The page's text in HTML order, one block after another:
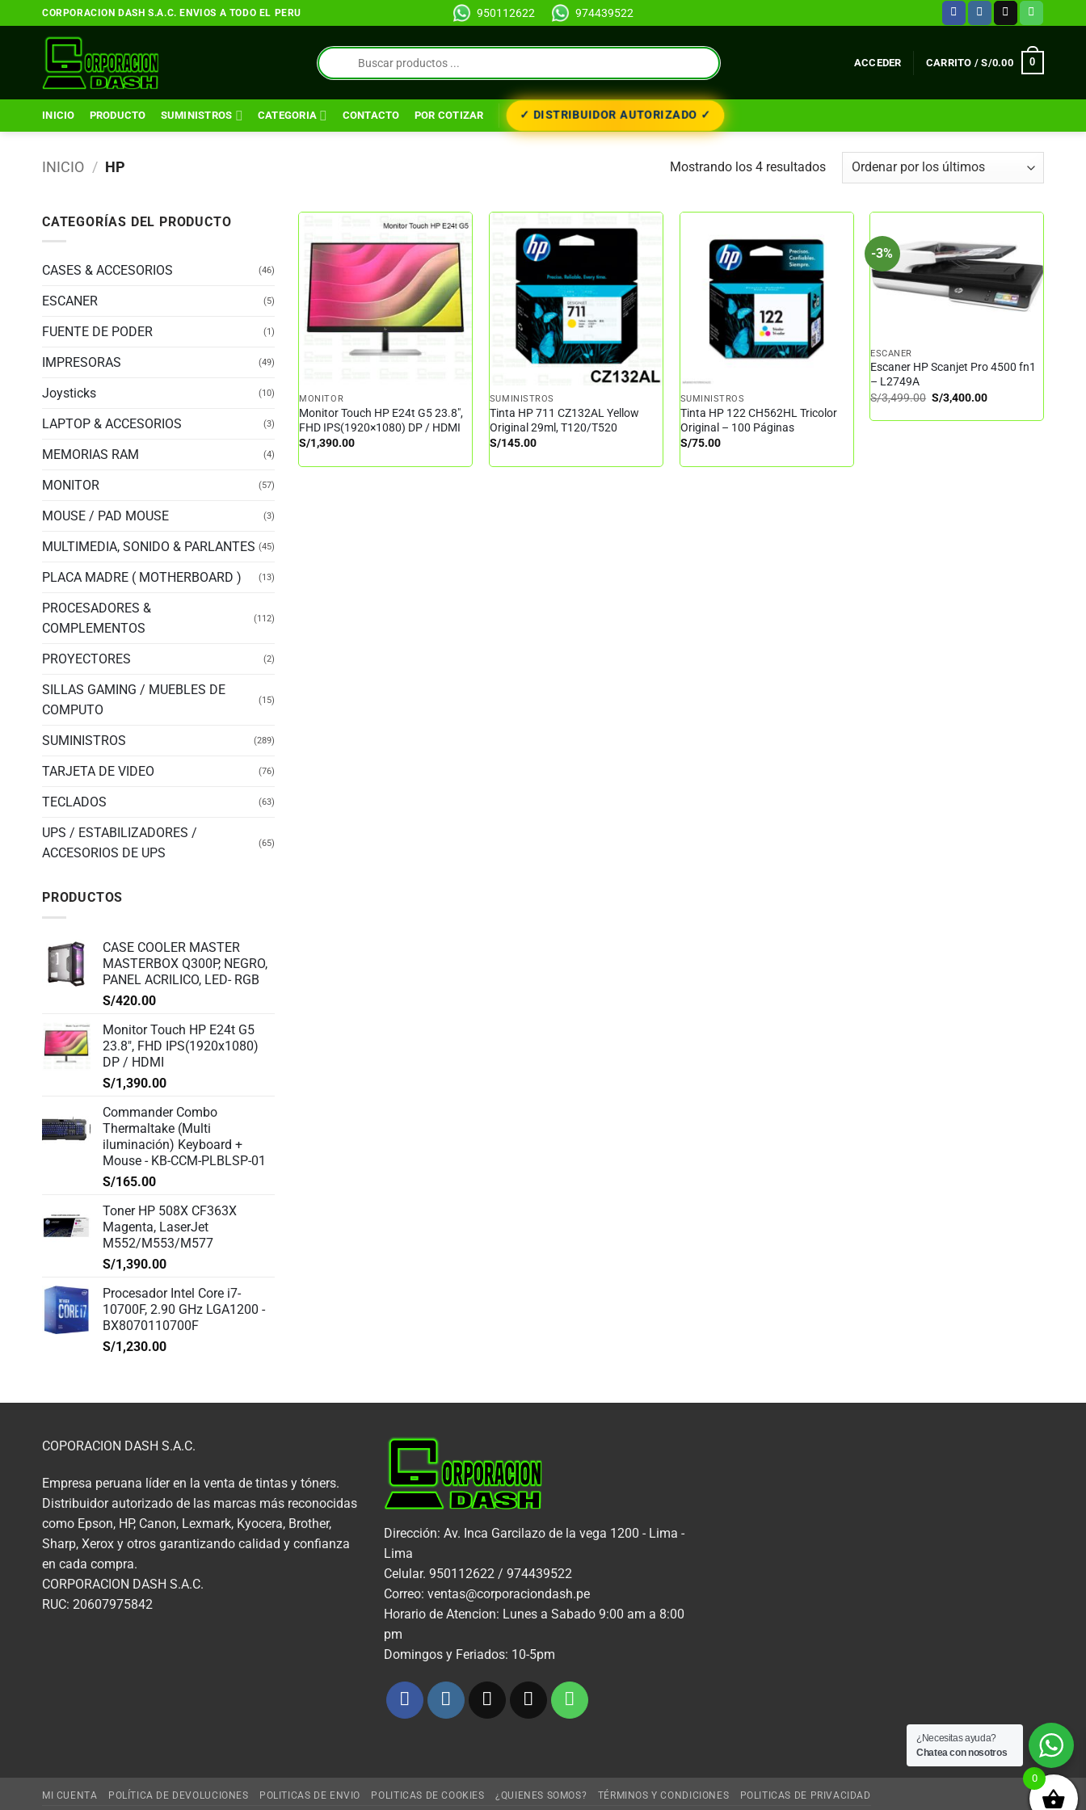
al
contenido
CORPORACION DASH S.A.C. ENVIOS A TODO EL PERU 950112622 974439522
Búsqueda
de
productos
ACCEDER CARRITO /S/0.00 0
INICIO PRODUCTO SUMINISTROS CATEGORIA CONTACTO POR COTIZAR ✓ DISTRIBUIDOR AUTORIZADO ✓
INICIO / HP Mostrando los 4 resultadosOrdenado
por
CATEGORÍAS DEL PRODUCTO
CASES & ACCESORIOS (46)
ESCANER (5)
FUENTE DE PODER (1)
IMPRESORAS (49)
Joysticks (10)
LAPTOP & ACCESORIOS (3)
MEMORIAS RAM (4)
MONITOR (57)
MOUSE / PAD MOUSE (3)
MULTIMEDIA, SONIDO & PARLANTES (45)
PLACA MADRE ( MOTHERBOARD ) (13)
PROCESADORES &
COMPLEMENTOS
(112)
PROYECTORES (2)
SILLAS GAMING / MUEBLES DE
COMPUTO
(15)
SUMINISTROS (289)
TARJETA DE VIDEO (76)
TECLADOS (63)
UPS / ESTABILIZADORES /
ACCESORIOS DE UPS
(65)
PRODUCTOS
CASE COOLER MASTER
MASTERBOX Q300P, NEGRO,
PANEL ACRILICO, LED- RGB
S/420.00
Monitor Touch HP E24t G5
23.8", FHD IPS(1920x1080)
DP / HDMI
S/1,390.00
Commander Combo
Thermaltake (Multi
iluminación) Keyboard +
Mouse - KB-CCM-PLBLSP-01
S/165.00
Toner HP 508X CF363X
Magenta, LaserJet
M552/M553/M577
S/1,390.00
Procesador Intel Core i7-
10700F, 2.90 GHz LGA1200 -
BX8070110700F
S/1,230.00
MONITOR
Monitor Touch HP E24t G5 23.8″,
FHD IPS(1920×1080) DP / HDMI
S/1,390.00
SUMINISTROS
Tinta HP 711 CZ132AL Yellow
Original 29ml, T120/T520
S/145.00
SUMINISTROS
Tinta HP 122 CH562HL Tricolor
Original – 100 Páginas
S/75.00
-3%
ESCANER
Escaner HP Scanjet Pro 4500 fn1
– L2749A
S/3,499.00 El
original
S/3,400.00El
actual
COPORACION DASH S.A.C.
Empresa peruana líder en la venta de tintas y tóners.
Distribuidor autorizado de las marcas más reconocidas
como Epson, HP, Canon, Lexmark, Kyocera, Brother,
Sharp, Xerox y otros garantizando calidad y confianza
en cada compra.
CORPORACION DASH S.A.C.
RUC: 20607975842
Dirección: Av. Inca Garcilazo de la vega 1200 - Lima -
Lima
Celular. 950112622 / 974439522
Correo: ventas@corporaciondash.pe
Horario de Atencion: Lunes a Sabado 9:00 am a 8:00
pm
Domingos y Feriados: 10-5pm
MI CUENTA POLÍTICA DE DEVOLUCIONES POLITICAS DE ENVIO POLITICAS DE COOKIES ¿QUIENES SOMOS? TÉRMINOS Y CONDICIONES POLITICAS DE PRIVACIDAD
¿Necesitas ayuda?
Chatea con nosotros
0